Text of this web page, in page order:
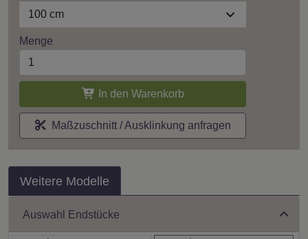
100 cm
Menge
In den Warenkorb
Maßzuschnitt / Ausklinkung anfragen
Weitere Modelle
Auswahl Endstücke